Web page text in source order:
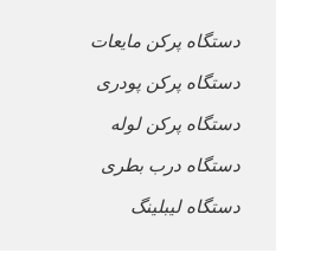
دستگاه پرکن مایعات
دستگاه پرکن پودری
دستگاه پرکن لوله
دستگاه درب بطری
دستگاه لیبلینگ